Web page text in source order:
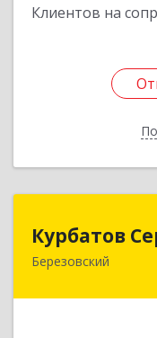
Клиентов на
Курбатов
Березовский